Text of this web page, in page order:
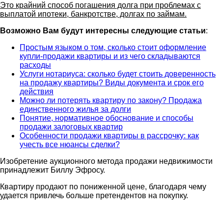
Это крайний способ погашения долга при проблемах с
выплатой ипотеки, банкротстве, долгах по займам.
Возможно Вам будут интересны следующие статьи:
Простым языком о том, сколько стоит оформление
купли-продажи квартиры и из чего складываются
расходы
Услуги нотариуса: сколько будет стоить доверенность
на продажу квартиры? Виды документа и срок его
действия
Можно ли потерять квартиру по закону? Продажа
единственного жилья за долги
Понятие, нормативное обоснование и способы
продажи залоговых квартир
Особенности продажи квартиры в рассрочку: как
учесть все нюансы сделки?
Изобретение аукционного метода продажи недвижимости
принадлежит Биллу Эфросу.
Квартиру продают по пониженной цене, благодаря чему
удается привлечь больше претендентов на покупку.